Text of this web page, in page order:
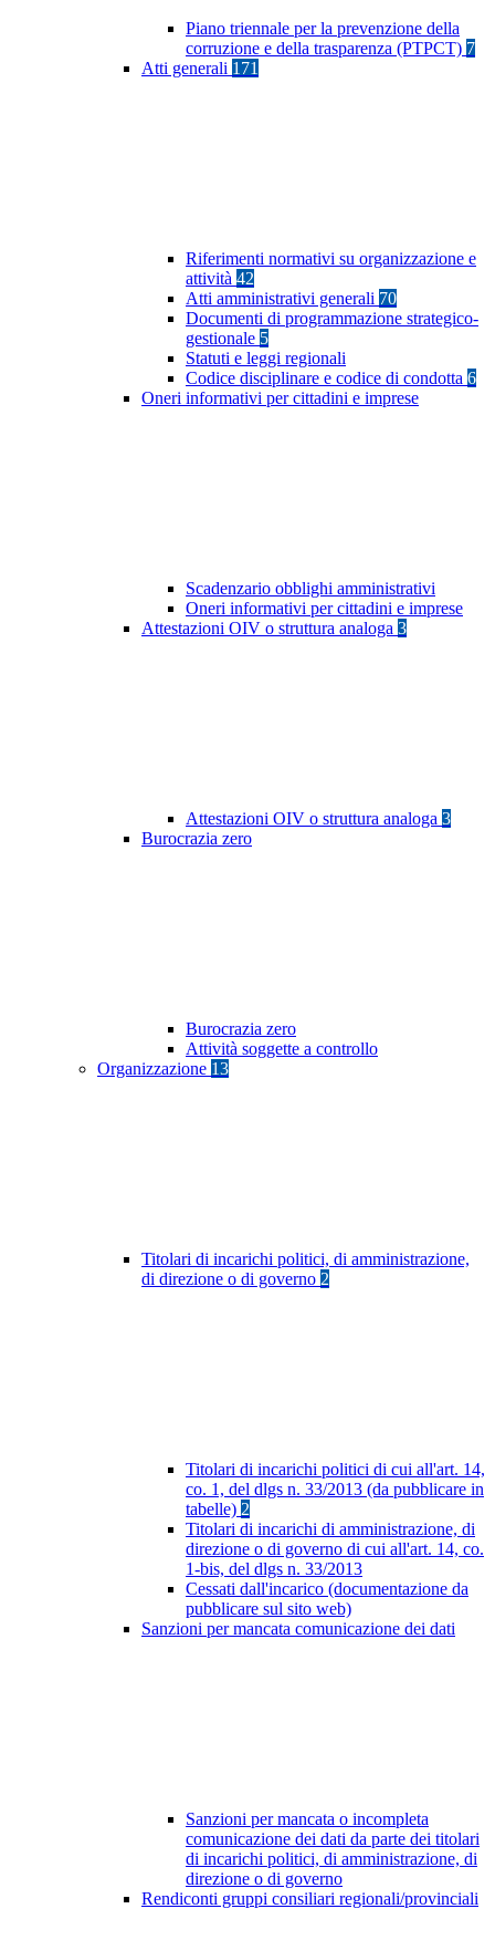
Piano triennale per la prevenzione della
corruzione e della trasparenza (PTPCT) 7
Atti generali 171
Riferimenti normativi su organizzazione e
attività 42
Atti amministrativi generali 70
Documenti di programmazione strategico-
gestionale 5
Statuti e leggi regionali
Codice disciplinare e codice di condotta 6
Oneri informativi per cittadini e imprese
Scadenzario obblighi amministrativi
Oneri informativi per cittadini e imprese
Attestazioni OIV o struttura analoga 3
Attestazioni OIV o struttura analoga 3
Burocrazia zero
Burocrazia zero
Attività soggette a controllo
Organizzazione 13
Titolari di incarichi politici, di amministrazione,
di direzione o di governo 2
Titolari di incarichi politici di cui all'art. 14,
co. 1, del dlgs n. 33/2013 (da pubblicare in
tabelle) 2
Titolari di incarichi di amministrazione, di
direzione o di governo di cui all'art. 14, co.
1-bis, del dlgs n. 33/2013
Cessati dall'incarico (documentazione da
pubblicare sul sito web)
Sanzioni per mancata comunicazione dei dati
Sanzioni per mancata o incompleta
comunicazione dei dati da parte dei titolari
di incarichi politici, di amministrazione, di
direzione o di governo
Rendiconti gruppi consiliari regionali/provinciali